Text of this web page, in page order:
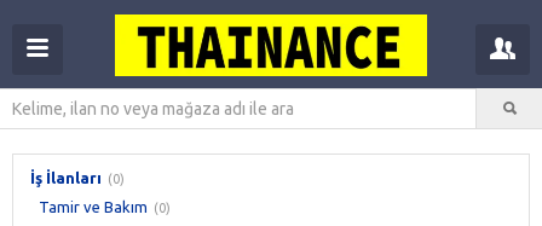
İş İlanları (0)
Tamir ve Bakım (0)